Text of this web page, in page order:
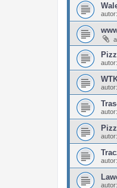
autor:
autor:
autor:
autor:
autor:
autor:
autor: